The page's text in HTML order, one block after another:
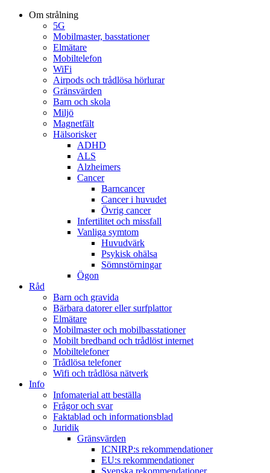
Om strålning
5G
Mobilmaster, basstationer
Elmätare
Mobiltelefon
WiFi
Airpods och trådlösa hörlurar
Gränsvärden
Barn och skola
Miljö
Magnetfält
Hälsorisker
ADHD
ALS
Alzheimers
Cancer
Barncancer
Cancer i huvudet
Övrig cancer
Infertilitet och missfall
Vanliga symtom
Huvudvärk
Psykisk ohälsa
Sömnstörningar
Ögon
Råd
Barn och gravida
Bärbara datorer eller surfplattor
Elmätare
Mobilmaster och mobilbasstationer
Mobilt bredband och trådlöst internet
Mobiltelefoner
Trådlösa telefoner
Wifi och trådlösa nätverk
Info
Infomaterial att beställa
Frågor och svar
Faktablad och informationsblad
Juridik
Gränsvärden
ICNIRP:s rekommendationer
EU:s rekommendationer
Svenska rekommendationer